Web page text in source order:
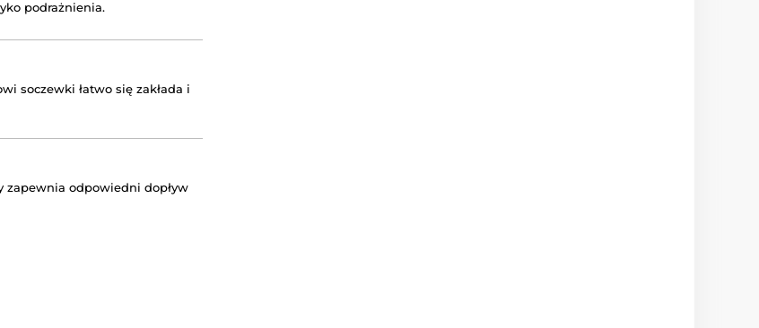
podrażnienia.
soczewki łatwo się zakłada i
zapewnia odpowiedni dopływ